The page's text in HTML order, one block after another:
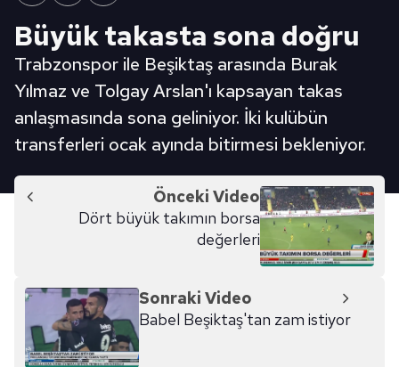
Büyük takasta sona doğru
Trabzonspor ile Beşiktaş arasında Burak
Yılmaz ve Tolgay Arslan'ı kapsayan takas
anlaşmasında sona geliniyor. İki kulübün
transferleri ocak ayında bitirmesi bekleniyor.
Önceki Video
Dört büyük takımın borsa
değerleri
Sonraki Video
Babel Beşiktaş'tan zam istiyor